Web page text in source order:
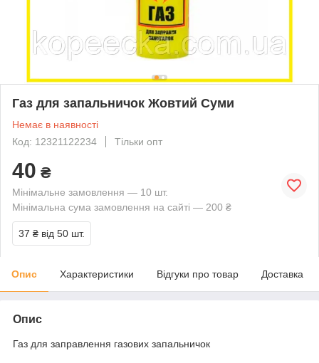
Газ для запальничок Жовтий Суми
Немає в наявності
Код: 12321122234
Тільки опт
40 ₴
Мінімальне замовлення — 10 шт.
Мінімальна сума замовлення на сайті — 200 ₴
37 ₴ від 50 шт.
Опис Характеристики Відгуки про товар Доставка
Опис
Газ для заправлення газових запальничок